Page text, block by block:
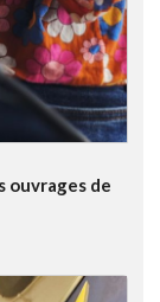
ouvrages de